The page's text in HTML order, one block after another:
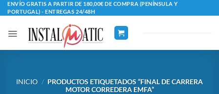
Saltar
al
contenido
ENVÍO GRATIS A PARTIR DE 180,00€ DE COMPRA (PENÍNSULA Y
PORTUGAL) - ENTREGAS 24/48H
INICIO / PRODUCTOS ETIQUETADOS “FINAL DE CARRERA
MOTOR CORREDERA EMFA”